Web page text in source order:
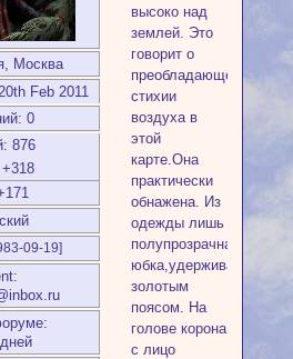
Москва
Feb 2011
0
876
+318
09-19]
высоко над
землей. Это
говорит о
преобладающей
стихии
воздуха в
этой
карте.Она
практически
обнажена. Из
одежды лишь
полупрозрачная
юбка,удерживаемая
золотым
поясом. На
голове корона
с лицо